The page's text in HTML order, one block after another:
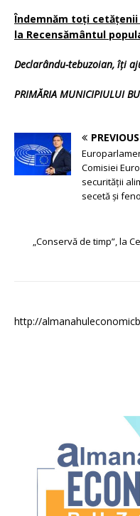
Îndemnăm toți
la Recensământul
Declarându-tebuzoian, îți
PRIMĂRIA MUNICIPIULUI
PREVIOUS
Comisiei
securității
secetă și
„Conservă de timp”, la
http://